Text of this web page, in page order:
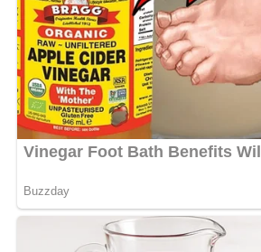
sorgen für zusätzliche Tiefe und
perfekt ab. Durch das sanfte Köcheln
intensiver Duft, der an klassische
erinnert.
Ein hilfreicher Tipp: Für noch mehr
besonders knusprig angebraten
Gemüse hinzugefügt wird. So entsteht
Grundlage, die das gesamte Gericht
frischer mag, kann am Ende noch ein